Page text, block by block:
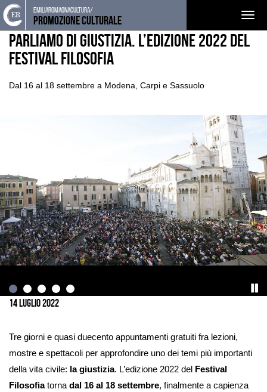
Torna
alla
home
page
Cerca
nel
sito
Salta
ai
contenuti
Salta
al
menu
principale
emiliaromagnacultura/
Promozione Culturale
EVENTI E NEWS NOTIZIE
Parliamo di giustizia. L’edizione 2022 del
Festival Filosofia
Dal 16 al 18 settembre a Modena, Carpi e Sassuolo
immagine
14 Luglio 2022
Tre giorni e quasi duecento appuntamenti gratuiti fra lezioni,
mostre e spettacoli per approfondire uno dei temi più importanti
della vita civile: la giustizia. L’edizione 2022 del Festival
Filosofiatorna dal 16 al 18 settembre, finalmente a capienza